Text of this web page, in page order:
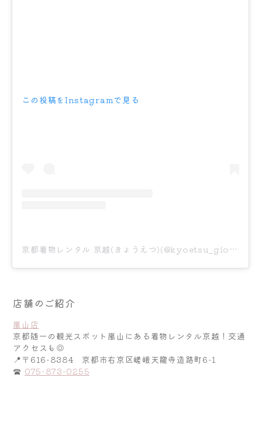
この投稿をInstagramで見る
京都着物レンタル 京越(きょうえつ)(@kyoetsu_gion)がシェアした投稿
店舗のご紹介
嵐山店
京都随一の観光スポット嵐山にある着物レンタル京越！交通
アクセスも◎
📍〒616-8384 京都市右京区嵯峨天龍寺造路町6-1
☎ 075-873-0255